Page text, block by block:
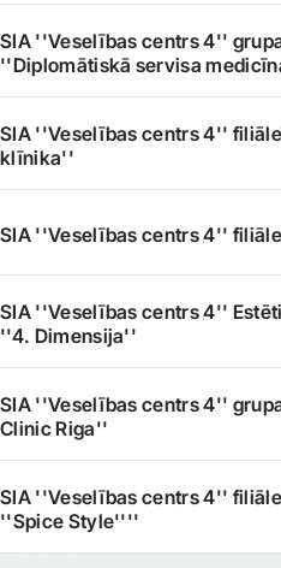
SIA ''Veselības centrs 4''
''Diplomātiskā servisa
SIA ''Veselības centrs 4''
klīnika''
SIA ''Veselības centrs 4''
SIA ''Veselības centrs 4''
''4. Dimensija''
SIA ''Veselības centrs 4''
Clinic Riga''
SIA ''Veselības centrs 4''
''Spice Style''''